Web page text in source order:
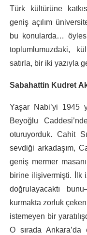
Türk kültürüne
geniş açılım
bu konularda…
toplumlumuzdaki,
satırla, bir iki yazıyla
Sabahattin Kudret
Yaşar Nabi’yi 1945
Beyoğlu
oturuyorduk. Cahit
sevdiği arkadaşım,
geniş mermer
birine ilişivermişti. İlk
doğrulayacaktı
kurmakta zorluk
istemeyen bir
O sırada Ankara’da